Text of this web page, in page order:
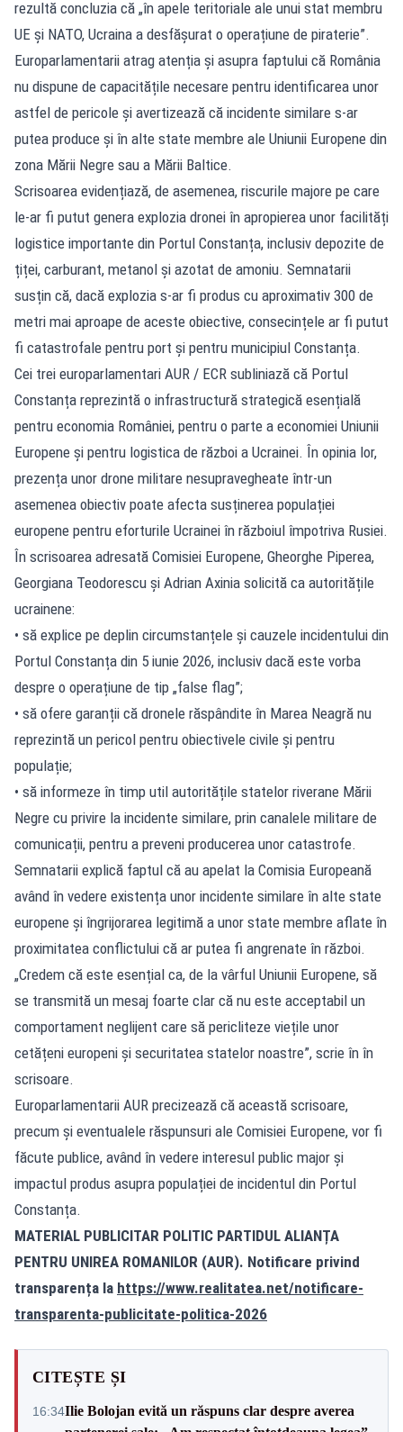
rezultă concluzia că „în apele teritoriale ale unui stat membru
UE și NATO, Ucraina a desfășurat o operațiune de piraterie”.
Europarlamentarii atrag atenția și asupra faptului că România
nu dispune de capacitățile necesare pentru identificarea unor
astfel de pericole și avertizează că incidente similare s-ar
putea produce și în alte state membre ale Uniunii Europene din
zona Mării Negre sau a Mării Baltice.
Scrisoarea evidențiază, de asemenea, riscurile majore pe care
le-ar fi putut genera explozia dronei în apropierea unor facilități
logistice importante din Portul Constanța, inclusiv depozite de
țiței, carburant, metanol și azotat de amoniu. Semnatarii
susțin că, dacă explozia s-ar fi produs cu aproximativ 300 de
metri mai aproape de aceste obiective, consecințele ar fi putut
fi catastrofale pentru port și pentru municipiul Constanța.
Cei trei europarlamentari AUR / ECR subliniază că Portul
Constanța reprezintă o infrastructură strategică esențială
pentru economia României, pentru o parte a economiei Uniunii
Europene și pentru logistica de război a Ucrainei. În opinia lor,
prezența unor drone militare nesupravegheate într-un
asemenea obiectiv poate afecta susținerea populației
europene pentru eforturile Ucrainei în războiul împotriva Rusiei.
În scrisoarea adresată Comisiei Europene, Gheorghe Piperea,
Georgiana Teodorescu și Adrian Axinia solicită ca autoritățile
ucrainene:
• să explice pe deplin circumstanțele și cauzele incidentului din
Portul Constanța din 5 iunie 2026, inclusiv dacă este vorba
despre o operațiune de tip „false flag”;
• să ofere garanții că dronele răspândite în Marea Neagră nu
reprezintă un pericol pentru obiectivele civile și pentru
populație;
• să informeze în timp util autoritățile statelor riverane Mării
Negre cu privire la incidente similare, prin canalele militare de
comunicații, pentru a preveni producerea unor catastrofe.
Semnatarii explică faptul că au apelat la Comisia Europeană
având în vedere existența unor incidente similare în alte state
europene și îngrijorarea legitimă a unor state membre aflate în
proximitatea conflictului că ar putea fi angrenate în război.
„Credem că este esențial ca, de la vârful Uniunii Europene, să
se transmită un mesaj foarte clar că nu este acceptabil un
comportament neglijent care să pericliteze viețile unor
cetățeni europeni și securitatea statelor noastre”, scrie în în
scrisoare.
Europarlamentarii AUR precizează că această scrisoare,
precum și eventualele răspunsuri ale Comisiei Europene, vor fi
făcute publice, având în vedere interesul public major și
impactul produs asupra populației de incidentul din Portul
Constanța.
MATERIAL PUBLICITAR POLITIC PARTIDUL ALIANȚA
PENTRU UNIREA ROMANILOR (AUR). Notificare privind
transparența la https://www.realitatea.net/notificare-
transparenta-publicitate-politica-2026
CITEȘTE ȘI
16:34Ilie Bolojan evită un răspuns clar despre averea